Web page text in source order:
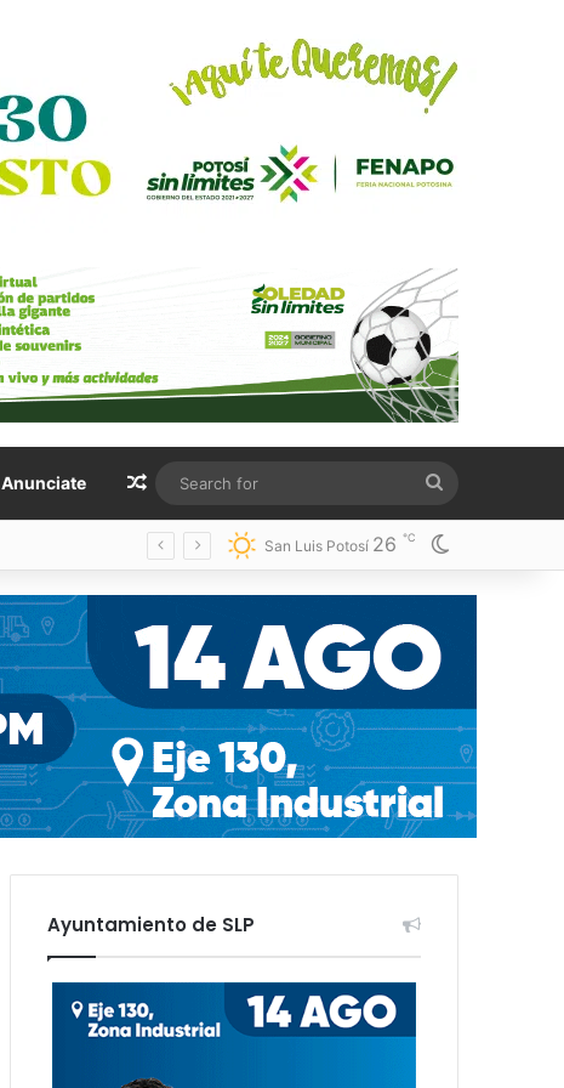
Anunciate Random Article
for
San Luis Potosí 26 ℃
Ayuntamiento de SLP